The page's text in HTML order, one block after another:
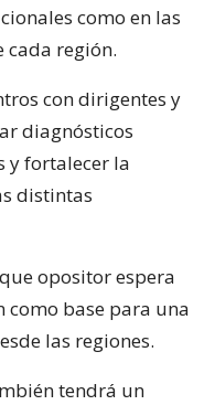
como en las
región.
con dirigentes y
diagnósticos
y fortalecer la
distintas
opositor espera
como base para una
las regiones.
tendrá un